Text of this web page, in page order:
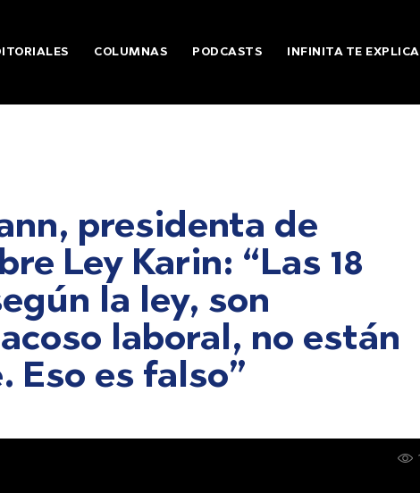
COLUMNAS PODCASTS INFINITA TE EXPLICA
presidenta de
Ley Karin: “Las 18
la ley, son
laboral, no están
Eso es falso”